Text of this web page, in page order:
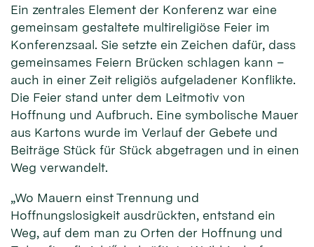
Ein zentrales Element der Konferenz war eine
gemeinsam gestaltete multireligiöse Feier im
Konferenzsaal. Sie setzte ein Zeichen dafür, dass
gemeinsames Feiern Brücken schlagen kann –
auch in einer Zeit religiös aufgeladener Konflikte.
Die Feier stand unter dem Leitmotiv von
Hoffnung und Aufbruch. Eine symbolische Mauer
aus Kartons wurde im Verlauf der Gebete und
Beiträge Stück für Stück abgetragen und in einen
Weg verwandelt.
„Wo Mauern einst Trennung und
Hoffnungslosigkeit ausdrückten, entstand ein
Weg, auf dem man zu Orten der Hoffnung und